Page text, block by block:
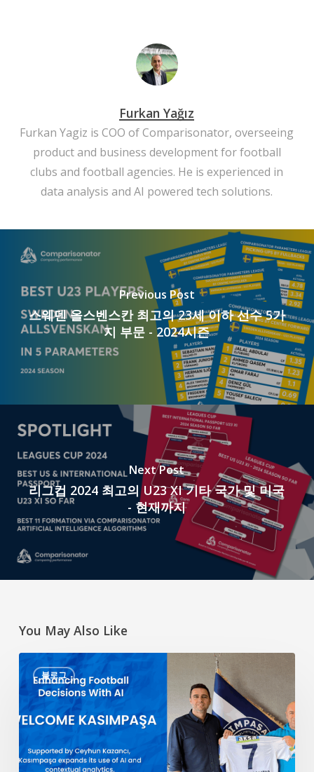
Furkan Yağız
Furkan Yagiz is COO of Comparisonator, overseeing
product and business development for football
clubs and football agencies. He is experienced in
data analysis and AI powered tech solutions.
Previous Post
스웨덴 올스벤스칸 최고의 23세 이하 선수 5가
지 부문 - 2024시즌
Next Post
리그컵 2024 최고의 U23 XI 기타 국가 및 미국
- 현재까지
You May Also Like
블로그
를
통
한